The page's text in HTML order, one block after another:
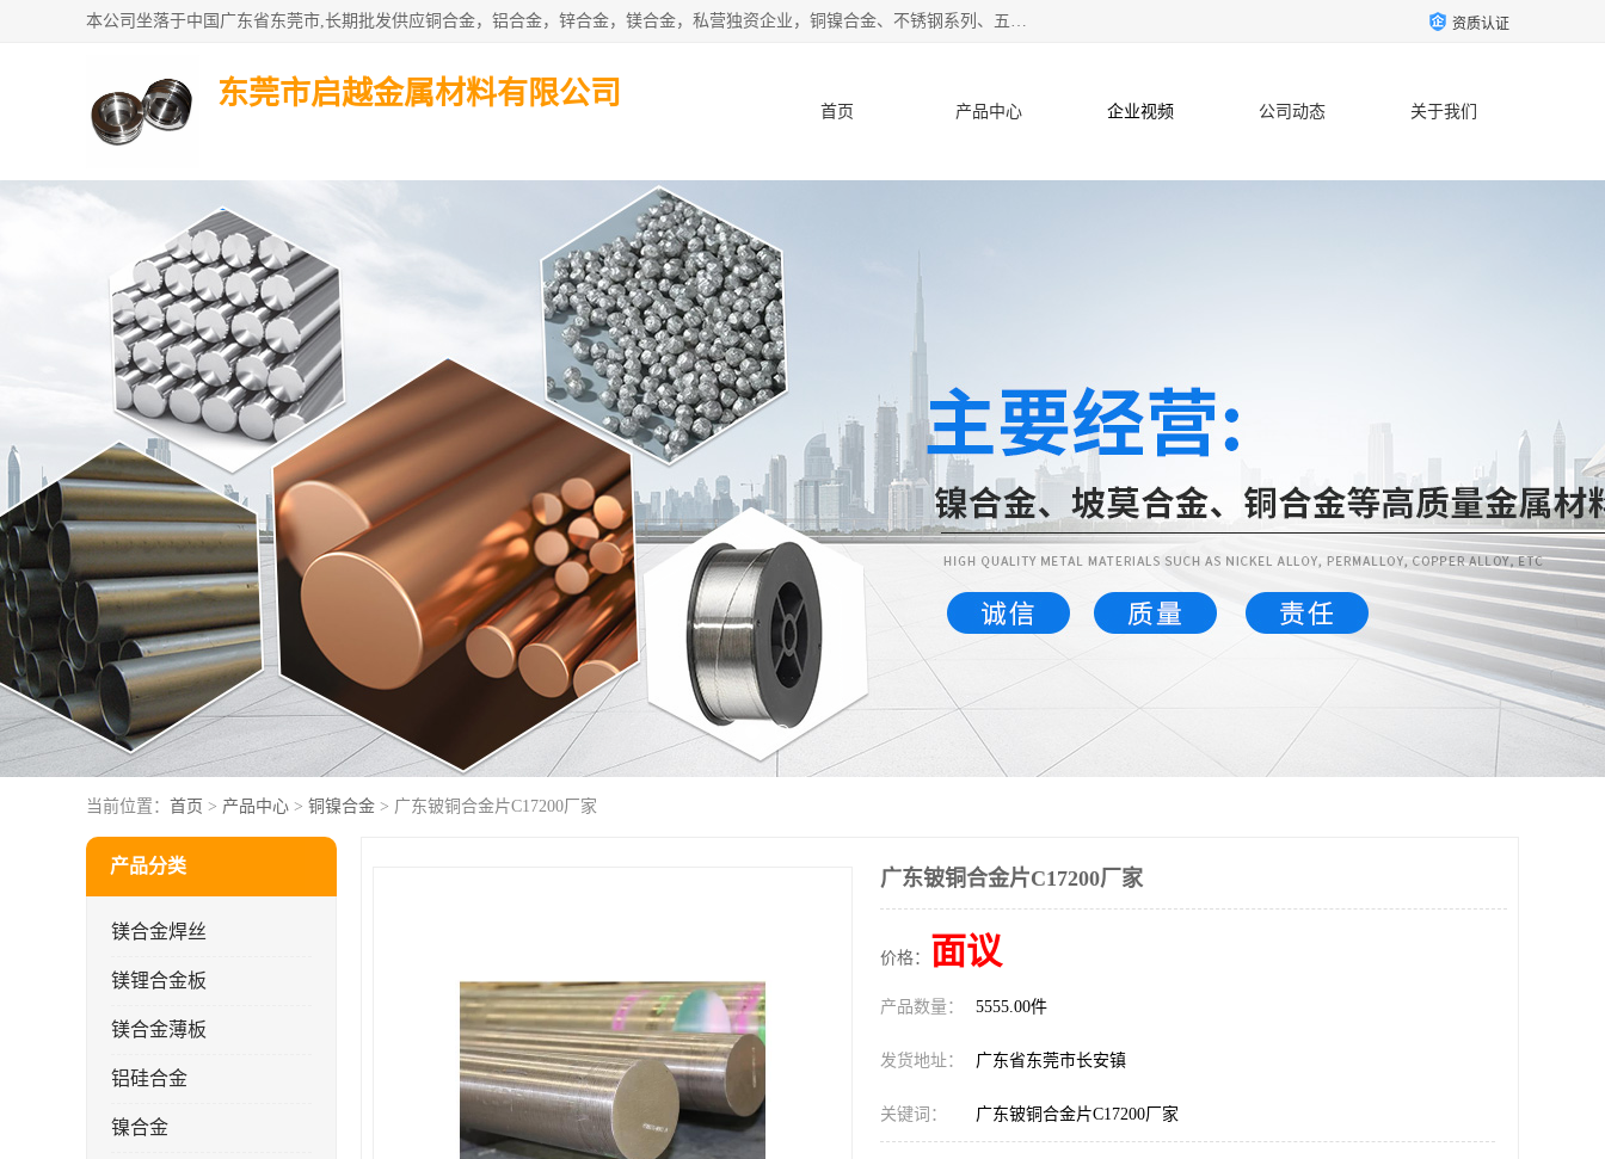
本公司坐落于中国广东省东莞市,长期批发供应铜合金，铝合金，锌合金，镁合金，私营独资企业，铜镍合金、不锈钢系列、五金冲压材料、进口金属材料、钨钢、高速钢、白钢刀、铝系列材料、铝镁合金、锰钢片等，启越是一家经国家相关部门批准注册的企业。公司以雄厚的实力、合理的厂家、优良的服务与多家企业建立了长期的合作关系。欢迎前来参观、考察、洽谈业务。 金属材料...,欢迎惠顾！ 资质认证
东莞市启越金属材料有限公司
首页 产品中心 企业视频 公司动态 关于我们
当前位置： 首页 > 产品中心 > 铜镍合金 > 广东铍铜合金片C17200厂家
产品分类
镁合金焊丝
镁锂合金板
镁合金薄板
铝硅合金
镍合金
广东铍铜合金片C17200厂家
价格： 面议
产品数量： 5555.00件
发货地址： 广东省东莞市长安镇
关键词： 广东铍铜合金片C17200厂家